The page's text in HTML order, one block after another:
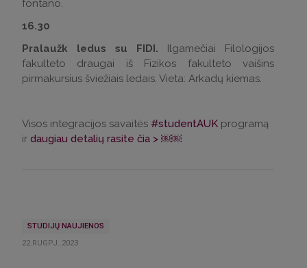
fontano.
16.30
Pralaužk ledus su FIDI. Ilgamečiai Filologijos
fakulteto draugai iš Fizikos fakulteto vaišins
pirmakursius šviežiais ledais. Vieta: Arkadų kiemas.
Visos integracijos savaitės #studentAUK programą
ir daugiau detalių rasite čia > ￼￼
STUDIJŲ NAUJIENOS
22.RUGPJ..2023